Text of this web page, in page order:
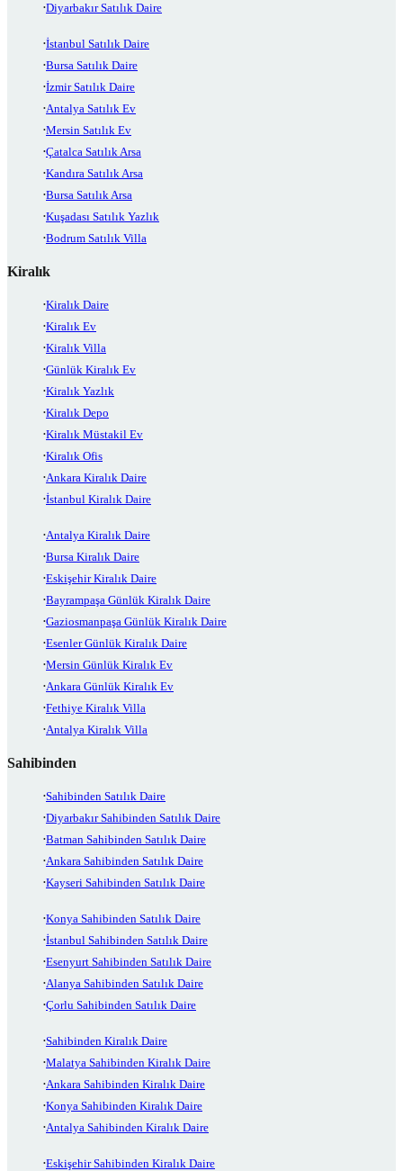
Diyarbakır Satılık Daire
İstanbul Satılık Daire
Bursa Satılık Daire
İzmir Satılık Daire
Antalya Satılık Ev
Mersin Satılık Ev
Çatalca Satılık Arsa
Kandıra Satılık Arsa
Bursa Satılık Arsa
Kuşadası Satılık Yazlık
Bodrum Satılık Villa
Kiralık
Kiralık Daire
Kiralık Ev
Kiralık Villa
Günlük Kiralık Ev
Kiralık Yazlık
Kiralık Depo
Kiralık Müstakil Ev
Kiralık Ofis
Ankara Kiralık Daire
İstanbul Kiralık Daire
Antalya Kiralık Daire
Bursa Kiralık Daire
Eskişehir Kiralık Daire
Bayrampaşa Günlük Kiralık Daire
Gaziosmanpaşa Günlük Kiralık Daire
Esenler Günlük Kiralık Daire
Mersin Günlük Kiralık Ev
Ankara Günlük Kiralık Ev
Fethiye Kiralık Villa
Antalya Kiralık Villa
Sahibinden
Sahibinden Satılık Daire
Diyarbakır Sahibinden Satılık Daire
Batman Sahibinden Satılık Daire
Ankara Sahibinden Satılık Daire
Kayseri Sahibinden Satılık Daire
Konya Sahibinden Satılık Daire
İstanbul Sahibinden Satılık Daire
Esenyurt Sahibinden Satılık Daire
Alanya Sahibinden Satılık Daire
Çorlu Sahibinden Satılık Daire
Sahibinden Kiralık Daire
Malatya Sahibinden Kiralık Daire
Ankara Sahibinden Kiralık Daire
Konya Sahibinden Kiralık Daire
Antalya Sahibinden Kiralık Daire
Eskişehir Sahibinden Kiralık Daire